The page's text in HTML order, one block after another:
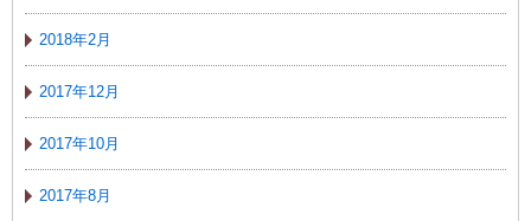
2018年2月
2017年12月
2017年10月
2017年8月